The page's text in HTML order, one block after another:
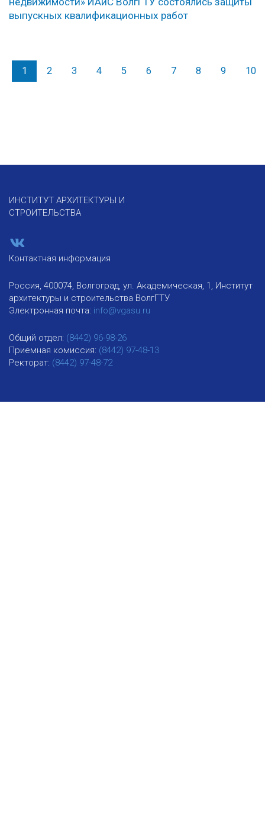
выпускных квалификационных работ
1 2 3 4 5 6 7 8 9 10
ИНСТИТУТ АРХИТЕКТУРЫ И
СТРОИТЕЛЬСТВА
Контактная информация
Россия, 400074, Волгоград, ул. Академическая, 1, Институт
архитектуры и строительства ВолгГТУ
Электронная почта: info@vgasu.ru
Общий отдел: (8442) 96-98-26
Приемная комиссия: (8442) 97-48-13
Ректорат: (8442) 97-48-72